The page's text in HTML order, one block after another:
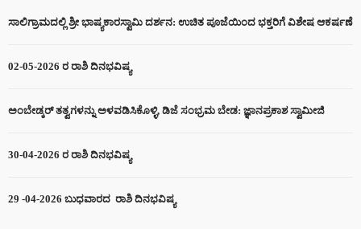
ಸಾಲಿಗ್ರಾಮದಲ್ಲಿ ಶ್ರೀ ಭಾಷ್ಯಕಾರಸ್ವಾಮಿ ದರ್ಶನ: ಉಚಿತ ಪೂಜೆಯಿಂದ ಭಕ್ತರಿಗೆ ವಿಶೇಷ ಆಕರ್ಷಣೆ
02-05-2026 ರ ರಾಶಿ ದಿನಭವಿಷ್ಯ
ಅಂಬೇಡ್ಕರ್ ತತ್ವಗಳನ್ನು ಅಳವಡಿಸಿಕೊಳ್ಳಿ, ಡಿಜೆ ಸಂಭ್ರಮ ಬೇಡ: ಜ್ಞಾನಪ್ರಕಾಶ ಸ್ವಾಮೀಜಿ
30-04-2026 ರ ರಾಶಿ ದಿನಭವಿಷ್ಯ
29 -04-2026 ಬುಧವಾರದ ರಾಶಿ ದಿನಭವಿಷ್ಯ